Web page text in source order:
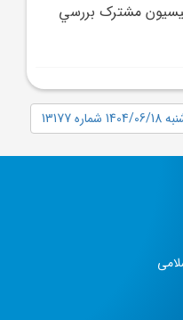
مشترک بررسي